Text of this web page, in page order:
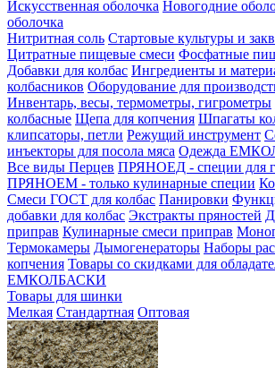
Искусственная оболочка Новогодние
оболочка
Нитритная соль Стартовые культуры и
Цитратные пищевые смеси Фосфатные
Добавки для колбас Ингредиенты и
колбасников Оборудование для
Инвентарь, весы, термометры, гигрометры
колбасные Щепа для копчения Шпагаты
клипсаторы, петли Режущий инструмент
инъекторы для посола мяса Одежда
Все виды Перцев ПРЯНОЕД - специи для
ПРЯНОЕМ - только кулинарные специи
Смеси ГОСТ для колбас Панировки
добавки для колбас Экстракты пряностей
приправ Кулинарные смеси приправ
Термокамеры Дымогенераторы Наборы
копчения Товары со скидками для
ЕМКОЛБАСКИ
Товары для шинки
Мелкая Стандартная Оптовая